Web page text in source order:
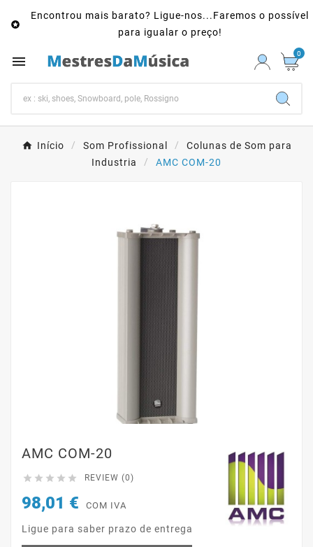

Encontrou mais barato? Ligue-nos...Faremos o possível
para igualar o preço!
 0
Início Som Profissional
Colunas de Som para
Industria
AMC COM-20
AMC COM-20
     REVIEW (0)
98,01 € COM IVA
Ligue para saber prazo de entrega